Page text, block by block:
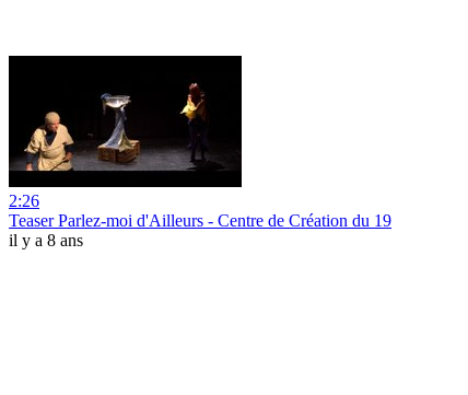
2:26
Teaser Parlez-moi d'Ailleurs - Centre de Création du 19
il y a 8 ans